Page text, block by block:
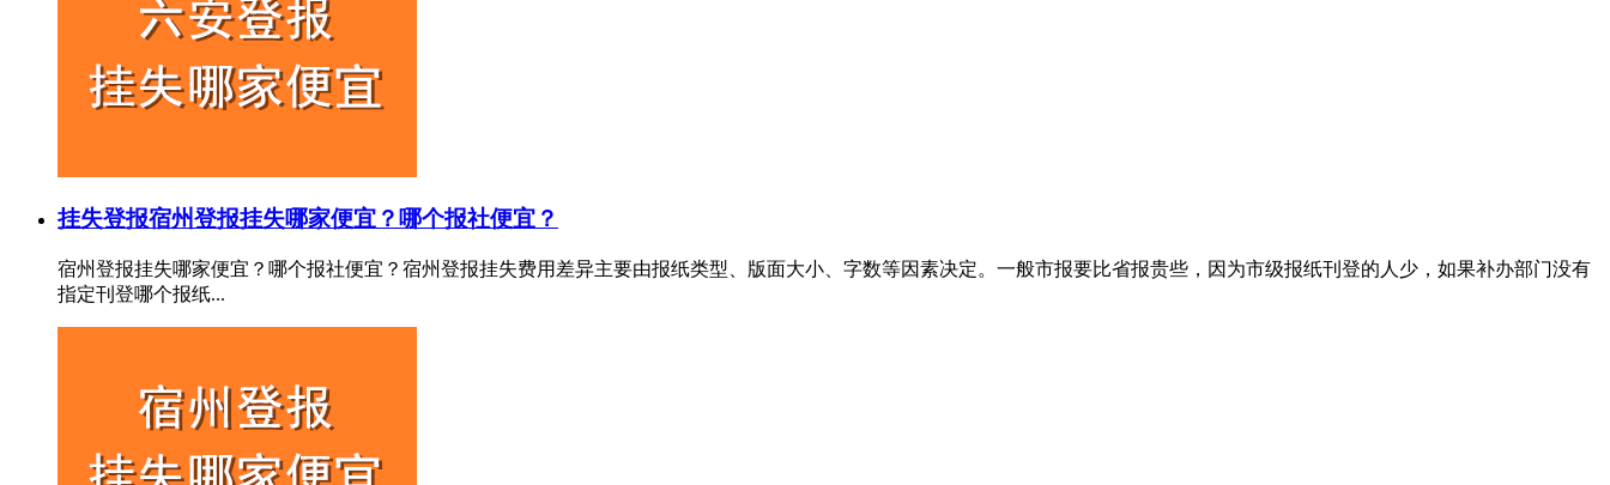
挂失登报宿州登报挂失哪家便宜？哪个报社便宜？
宿州登报挂失哪家便宜？哪个报社便宜？宿州登报挂失费用差异主要由报纸类型、版面大小、字数等因素决定。一般市报要比省报贵些，因为市级报纸刊登的人少，如果补办部门没有
指定刊登哪个报纸...